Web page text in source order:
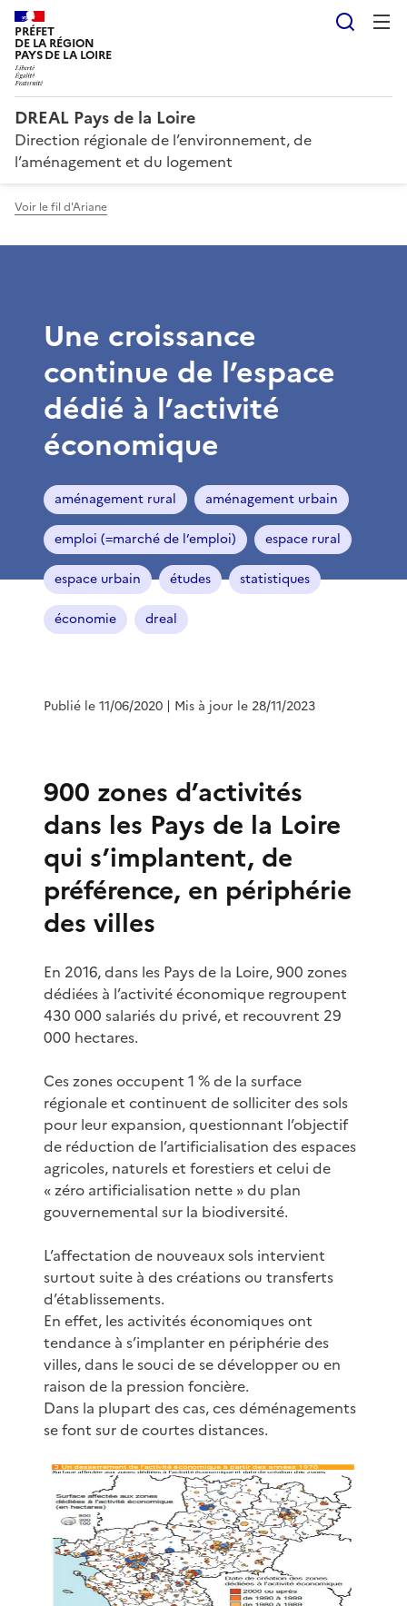
PRÉFET
DE LA RÉGION
PAYS DE LA LOIRE
DREAL Pays de la Loire
Direction régionale de l’environnement, de
l’aménagement et du logement
Voir le fil d'Ariane
Une croissance
continue de l’espace
dédié à l’activité
économique
aménagement rural aménagement urbain
emploi (=marché de l’emploi) espace rural
espace urbain études statistiques
économie dreal
Publié le 11/06/2020 | Mis à jour le 28/11/2023
900 zones d’activités
dans les Pays de la Loire
qui s’implantent, de
préférence, en périphérie
des villes
En 2016, dans les Pays de la Loire, 900 zones
dédiées à l’activité économique regroupent
430 000 salariés du privé, et recouvrent 29
000 hectares.
Ces zones occupent 1 % de la surface
régionale et continuent de solliciter des sols
pour leur expansion, questionnant l’objectif
de réduction de l’artificialisation des espaces
agricoles, naturels et forestiers et celui de
« zéro artificialisation nette » du plan
gouvernemental sur la biodiversité.
L’affectation de nouveaux sols intervient
surtout suite à des créations ou transferts
d’établissements.
En effet, les activités économiques ont
tendance à s’implanter en périphérie des
villes, dans le souci de se développer ou en
raison de la pression foncière.
Dans la plupart des cas, ces déménagements
se font sur de courtes distances.